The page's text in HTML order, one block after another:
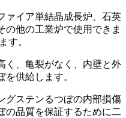
ァイア単結晶成長炉、石英
の他の工業炉で使用できま
す。
く、亀裂がなく、内壁と外
供給します。
グステンるつぼの内部損傷
の品質を保証するために二